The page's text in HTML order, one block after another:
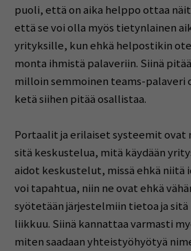
puoli, että on aika helppo ottaa
että se voi olla myös tietynlainen
yrityksille, kun ehkä helpostikin
monta ihmistä palaveriin. Siinä
milloin semmoinen teams-palaveri
ketä siihen pitää osallistaa.
Portaalit ja erilaiset systeemit ovat
sitä keskustelua, mitä käydään
aidot keskustelut, missä ehkä niitä
voi tapahtua, niin ne ovat ehkä
syötetään järjestelmiin tietoa ja
liikkuu. Siinä kannattaa varmasti
miten saadaan yhteistyöhyötyä